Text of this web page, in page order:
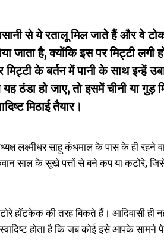
से येरतालूमिल जाते हैं और वे
जाता है, क्योंकि इस पर मिट्टी
के बर्तन में पानी के साथ इन्हें
ठंडा हो जाए, तो इसमें चीनी या
मिठाई तैयार।
लक्ष्मीधर साहू कंधमाल के पास के ही रहने
साल के सूखे पत्तों से बने कप या कटोरे, जिसे
हॉटकेक की तरह बिकते हैं। आदिवासी ही
होता है कि जब कोई इसे आपके सामने